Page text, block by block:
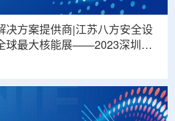
决方案提供商|江苏八方安全设
球最大核能展——2023深圳核